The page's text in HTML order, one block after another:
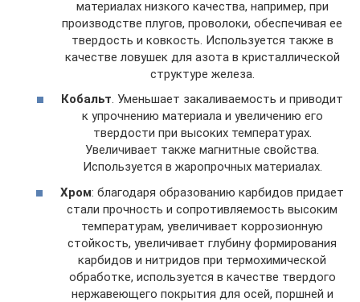
материалах низкого качества, например, при
производстве плугов, проволоки, обеспечивая ее
твердость и ковкость. Используется также в
качестве ловушек для азота в кристаллической
структуре железа.
Кобальт. Уменьшает закаливаемость и приводит
к упрочнению материала и увеличению его
твердости при высоких температурах.
Увеличивает также магнитные свойства.
Используется в жаропрочных материалах.
Хром: благодаря образованию карбидов придает
стали прочность и сопротивляемость высоким
температурам, увеличивает коррозионную
стойкость, увеличивает глубину формирования
карбидов и нитридов при термохимической
обработке, используется в качестве твердого
нержавеющего покрытия для осей, поршней и